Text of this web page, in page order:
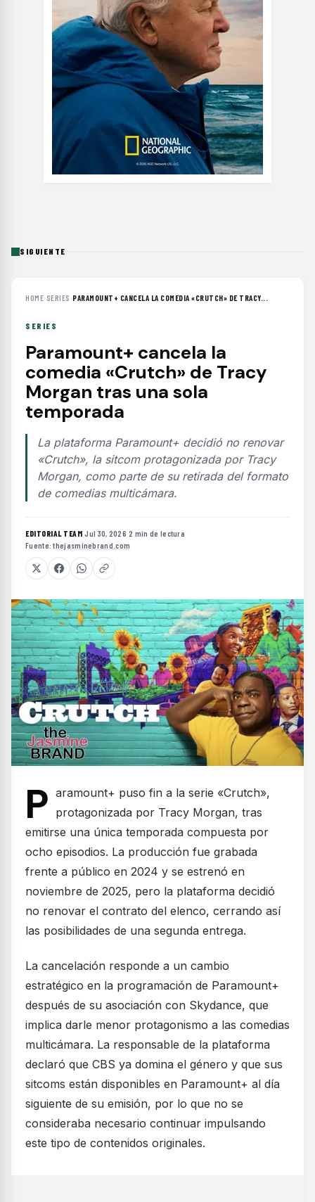
SIGUIENTE
HOME› SERIES ›PARAMOUNT+ CANCELA LA COMEDIA «CRUTCH» DE TRACY...
SERIES
Paramount+ cancela la
comedia «Crutch» de Tracy
Morgan tras una sola
temporada
La plataforma Paramount+ decidió no renovar
«Crutch», la sitcom protagonizada por Tracy
Morgan, como parte de su retirada del formato
de comedias multicámara.
EDITORIAL TEAM·Jul 30, 2026·2 min de lectura·
Fuente:thejasminebrand.com
P aramount+ puso fin a la serie «Crutch»,
protagonizada por Tracy Morgan, tras
emitirse una única temporada compuesta por
ocho episodios. La producción fue grabada
frente a público en 2024 y se estrenó en
noviembre de 2025, pero la plataforma decidió
no renovar el contrato del elenco, cerrando así
las posibilidades de una segunda entrega.
La cancelación responde a un cambio
estratégico en la programación de Paramount+
después de su asociación con Skydance, que
implica darle menor protagonismo a las comedias
multicámara. La responsable de la plataforma
declaró que CBS ya domina el género y que sus
sitcoms están disponibles en Paramount+ al día
siguiente de su emisión, por lo que no se
consideraba necesario continuar impulsando
este tipo de contenidos originales.